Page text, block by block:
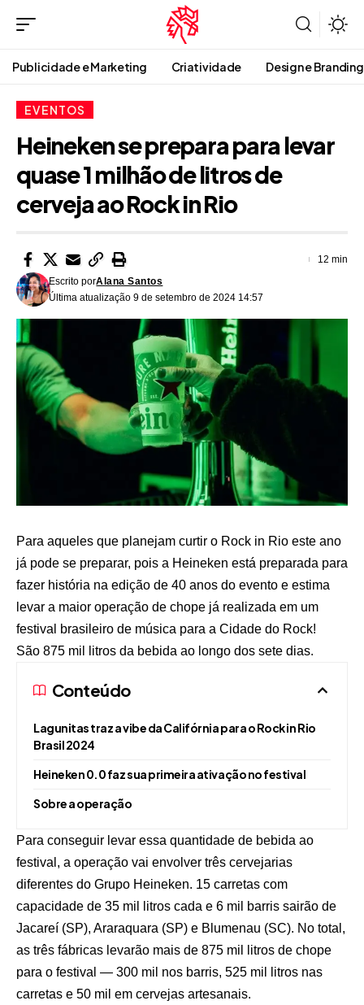
Publicidade e Marketing Criatividade Design e Branding
EVENTOS
Heineken se prepara para levar
quase 1 milhão de litros de
cerveja ao Rock in Rio
Última atualização 9 de setembro de 2024 14:57
Escrito porAlana Santos
12 min
Para aqueles que planejam curtir o Rock in Rio este ano
já pode se preparar, pois a Heineken está preparada para
fazer história na edição de 40 anos do evento e estima
levar a maior operação de chope já realizada em um
festival brasileiro de música para a Cidade do Rock!
São 875 mil litros da bebida ao longo dos sete dias.
Conteúdo
Lagunitas traz a vibe da Califórnia para o Rock in Rio
Brasil 2024
Heineken 0.0 faz sua primeira ativação no festival
Sobre a operação
Para conseguir levar essa quantidade de bebida ao
festival, a operação vai envolver três cervejarias
diferentes do Grupo Heineken. 15 carretas com
capacidade de 35 mil litros cada e 6 mil barris sairão de
Jacareí (SP), Araraquara (SP) e Blumenau (SC). No total,
as três fábricas levarão mais de 875 mil litros de chope
para o festival — 300 mil nos barris, 525 mil litros nas
carretas e 50 mil em cervejas artesanais.